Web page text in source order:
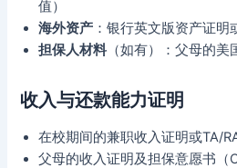
值）
海外资产 ：银行英文版资产证明
担保人材料 （如有）：父母的
收入与还款能力证明
在校期间的兼职收入证明或TA/
父母的收入证明及担保意愿书（